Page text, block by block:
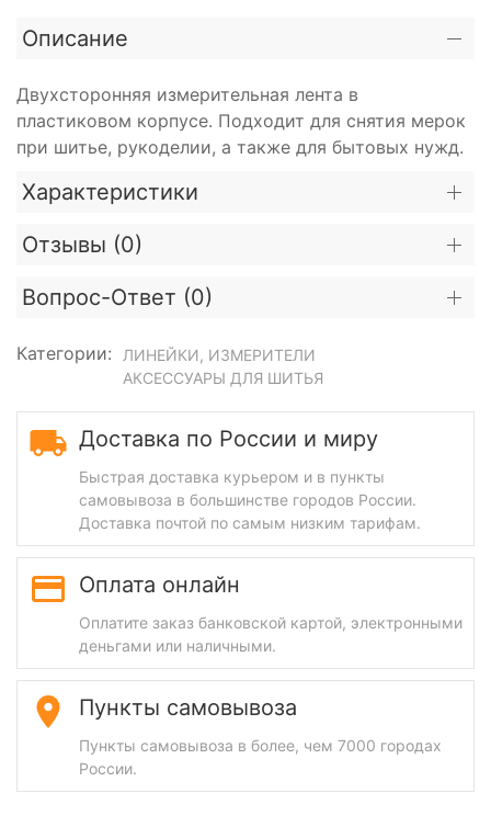
Описание
Двухсторонняя измерительная лента в
пластиковом корпусе. Подходит для снятия мерок
при шитье, рукоделии, а также для бытовых нужд.
Характеристики
Отзывы (0)
Вопрос-Ответ (0)
Категории:
ЛИНЕЙКИ, ИЗМЕРИТЕЛИ
АКСЕССУАРЫ ДЛЯ ШИТЬЯ
Доставка по России и миру
Быстрая доставка курьером и в пункты
самовывоза в большинстве городов России.
Доставка почтой по самым низким тарифам.
Оплата онлайн
Оплатите заказ банковской картой, электронными
деньгами или наличными.
Пункты самовывоза
Пункты самовывоза в более, чем 7000 городах
России.